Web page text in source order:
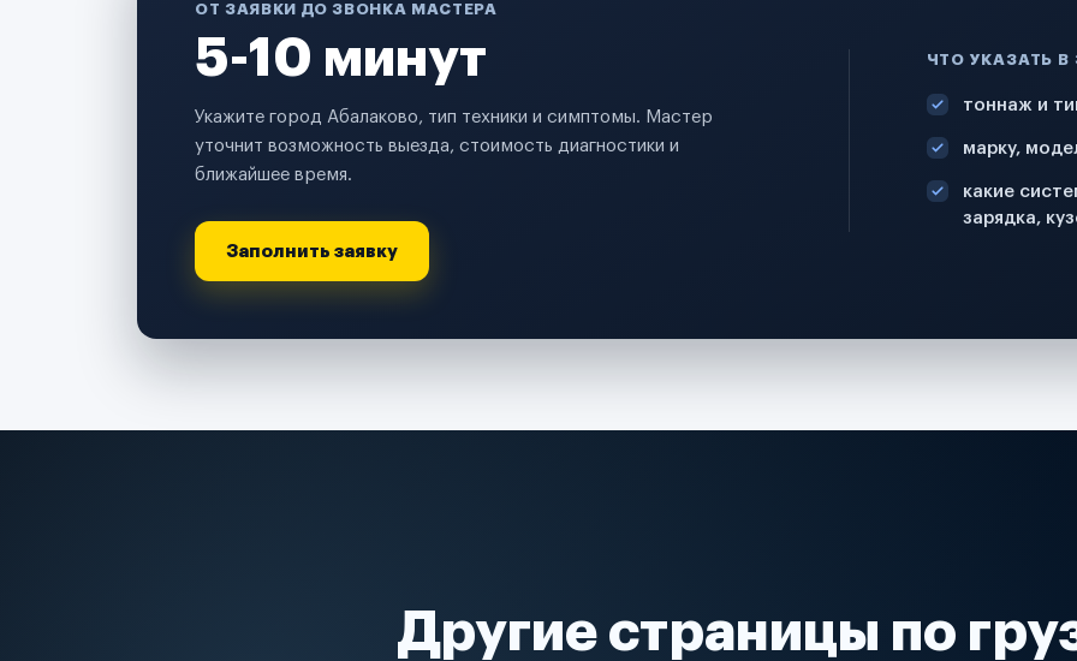
ОТ ЗАЯВКИ ДО ЗВОНКА МАСТЕРА
5-10 минут
Укажите город Абалаково, тип техники и симптомы. Мастер
уточнит возможность выезда, стоимость диагностики и
ближайшее время.
Заполнить заявку
ЧТО УКАЗАТЬ В
тоннаж и
марку,
какие
зарядка,
Другие страницы по